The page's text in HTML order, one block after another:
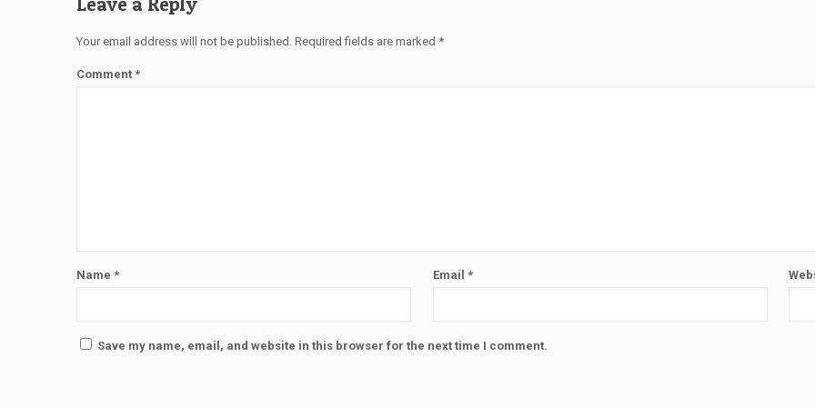
Your email address will not be published. Required fields are marked *
Comment *
Name * Email *
Save my name, email, and website in this browser for the next time I comment.